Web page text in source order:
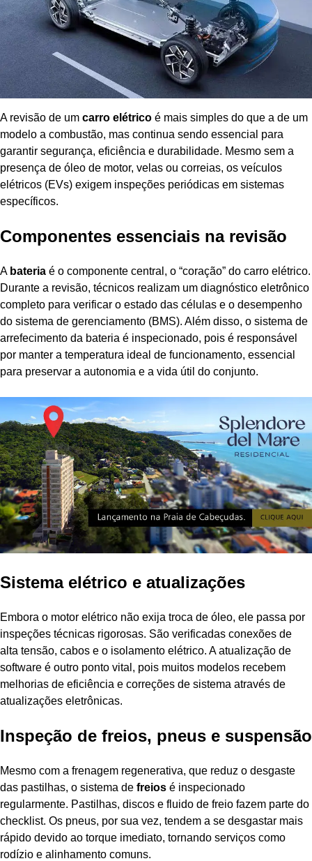
A revisão de um carro elétrico é mais simples do que a de um
modelo a combustão, mas continua sendo essencial para
garantir segurança, eficiência e durabilidade. Mesmo sem a
presença de óleo de motor, velas ou correias, os veículos
elétricos (EVs) exigem inspeções periódicas em sistemas
específicos.
Componentes essenciais na revisão
A bateria é o componente central, o “coração” do carro elétrico.
Durante a revisão, técnicos realizam um diagnóstico eletrônico
completo para verificar o estado das células e o desempenho
do sistema de gerenciamento (BMS). Além disso, o sistema de
arrefecimento da bateria é inspecionado, pois é responsável
por manter a temperatura ideal de funcionamento, essencial
para preservar a autonomia e a vida útil do conjunto.
Sistema elétrico e atualizações
Embora o motor elétrico não exija troca de óleo, ele passa por
inspeções técnicas rigorosas. São verificadas conexões de
alta tensão, cabos e o isolamento elétrico. A atualização de
software é outro ponto vital, pois muitos modelos recebem
melhorias de eficiência e correções de sistema através de
atualizações eletrônicas.
Inspeção de freios, pneus e suspensão
Mesmo com a frenagem regenerativa, que reduz o desgaste
das pastilhas, o sistema de freios é inspecionado
regularmente. Pastilhas, discos e fluido de freio fazem parte do
checklist. Os pneus, por sua vez, tendem a se desgastar mais
rápido devido ao torque imediato, tornando serviços como
rodízio e alinhamento comuns.